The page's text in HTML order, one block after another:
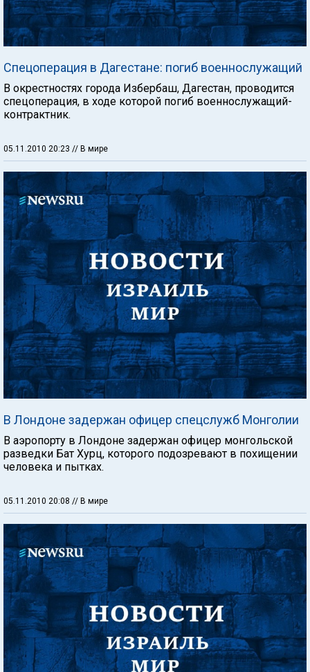
Спецоперация в Дагестане: погиб военнослужащий
В окрестностях города Избербаш, Дагестан, проводится
спецоперация, в ходе которой погиб военнослужащий-
контрактник.
05.11.2010 20:23 // В мире
В Лондоне задержан офицер спецслужб Монголии
В аэропорту в Лондоне задержан офицер монгольской
разведки Бат Хурц, которого подозревают в похищении
человека и пытках.
05.11.2010 20:08 // В мире